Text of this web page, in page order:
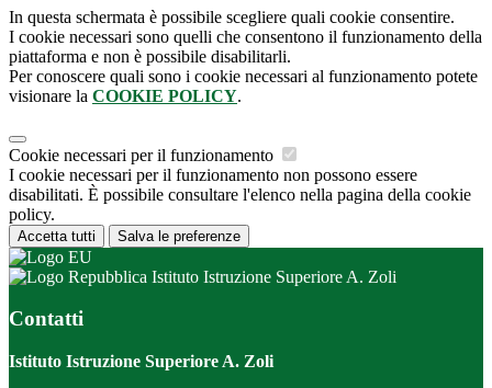
In questa schermata è possibile scegliere quali cookie consentire.
I cookie necessari sono quelli che consentono il funzionamento della
piattaforma e non è possibile disabilitarli.
Per conoscere quali sono i cookie necessari al funzionamento potete
visionare la COOKIE POLICY.
Cookie necessari per il funzionamento
I cookie necessari per il funzionamento non possono essere
disabilitati. È possibile consultare l'elenco nella pagina della cookie
policy.
Accetta tutti Salva le preferenze
Istituto Istruzione Superiore A. Zoli
Contatti
Istituto Istruzione Superiore A. Zoli